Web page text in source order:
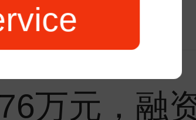
万元，融